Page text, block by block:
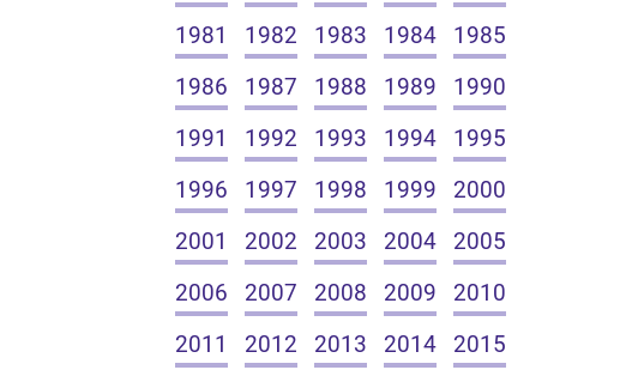
1981
1982 1983 1984
1985
1986
1987 1988 1989
1990
1991
1992 1993 1994
1995
1996
1997 1998 1999
2000
2001
2002 2003 2004
2005
2006
2007 2008 2009
2010
2011
2012 2013 2014
2015